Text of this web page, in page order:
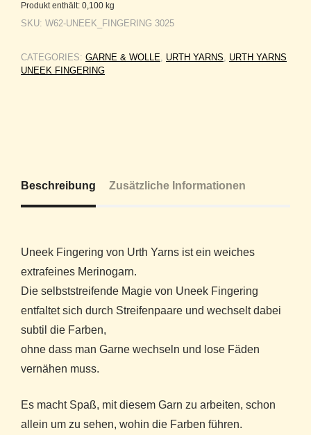
Produkt enthält: 0,100 kg
SKU: W62-UNEEK_FINGERING 3025
CATEGORIES: GARNE & WOLLE, URTH YARNS, URTH YARNS
UNEEK FINGERING
Beschreibung Zusätzliche Informationen
Uneek Fingering von Urth Yarns ist ein weiches
extrafeines Merinogarn.
Die selbststreifende Magie von Uneek Fingering
entfaltet sich durch Streifenpaare und wechselt dabei
subtil die Farben,
ohne dass man Garne wechseln und lose Fäden
vernähen muss.
Es macht Spaß, mit diesem Garn zu arbeiten, schon
allein um zu sehen, wohin die Farben führen.